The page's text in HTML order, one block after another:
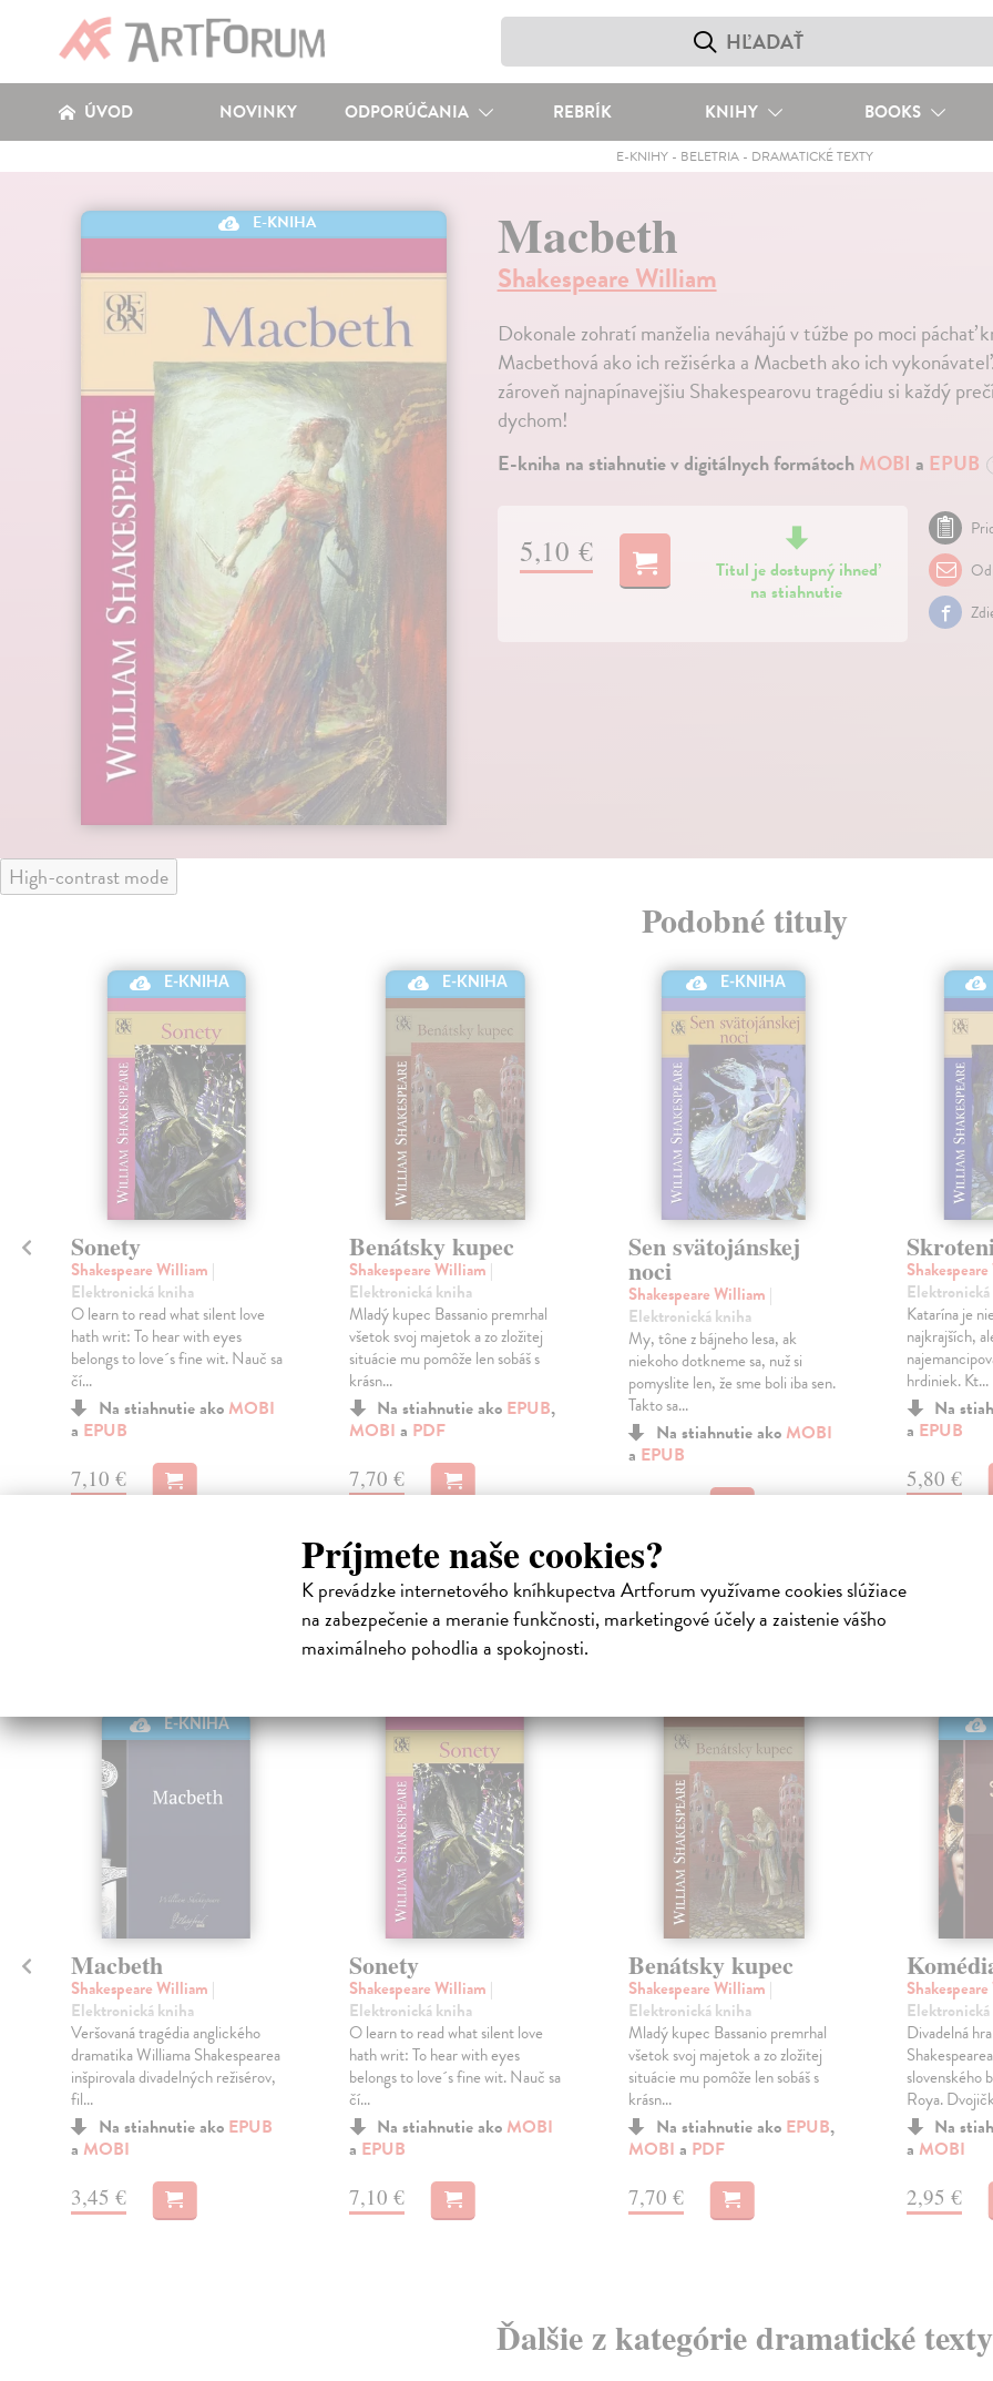
Príjmete naše cookies?
K prevádzke internetového kníhkupectva Artforum využívame cookies slúžiace
na zabezpečenie a meranie funkčnosti, marketingové účely a zaistenie vášho
maximálneho pohodlia a spokojnosti.
ÚVOD NOVINKY ODPORÚČANIA REBRÍK KNIHY BOOKS
E-KNIHY- BELETRIA- DRAMATICKÉ TEXTY
E-KNIHA Macbeth
Shakespeare William
Dokonale zohratí manželia neváhajú v túžbe po moci páchať
Macbethová ako ich režisérka a Macbeth ako ich
zároveň najnapínavejšiu Shakespearovu tragédiu si každý
dychom!
E-kniha na stiahnutie v digitálnych formátochMOBI a EPUB
5,10 €
Titul je dostupný ihneď
na stiahnutie
High-contrast mode
Podobné tituly
E-KNIHA
Sonety
Shakespeare William |
Elektronická kniha
O learn to read what silent love
hath writ: To hear with eyes
belongs to love´s fine wit. Nauč sa
čí...
Na stiahnutie ako MOBI
a EPUB
7,10 €
E-KNIHA
Benátsky kupec
Shakespeare William |
Elektronická kniha
Mladý kupec Bassanio premrhal
všetok svoj majetok a zo zložitej
situácie mu pomôže len sobáš s
krásn...
Na stiahnutie ako EPUB,
MOBI a PDF
7,70 €
E-KNIHA
Sen svätojánskej
noci
Shakespeare William |
Elektronická kniha
My, tône z bájneho lesa, ak
niekoho dotkneme sa, nuž si
pomyslite len, že sme boli iba sen.
Takto sa...
Na stiahnutie ako MOBI
a EPUB
5,80 €
Katarína je
najkrajších,
hrdiniek. Kt...
Na
a EPUB
5,80 €
Čitatelia s podobným vkusom si kúpili
E-KNIHA
Macbeth
Shakespeare William |
Elektronická kniha
Veršovaná tragédia anglického
dramatika Williama Shakespearea
inšpirovala divadelných režisérov,
fil...
Na stiahnutie ako EPUB
a MOBI
3,45 €
Sonety
Shakespeare William |
Elektronická kniha
O learn to read what silent love
hath writ: To hear with eyes
belongs to love´s fine wit. Nauč sa
čí...
Na stiahnutie ako MOBI
a EPUB
7,10 €
Benátsky kupec
Shakespeare William |
Elektronická kniha
Mladý kupec Bassanio premrhal
všetok svoj majetok a zo zložitej
situácie mu pomôže len sobáš s
krásn...
Na stiahnutie ako EPUB,
MOBI a PDF
7,70 €
Divadelná
slovenského
Roya.
Na
a MOBI
2,95 €
Ďalšie z kategórie dramatické texty